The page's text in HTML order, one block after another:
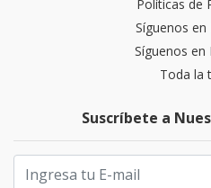
Políticas de
Síguenos
Síguenos en
Toda la
Suscríbete a